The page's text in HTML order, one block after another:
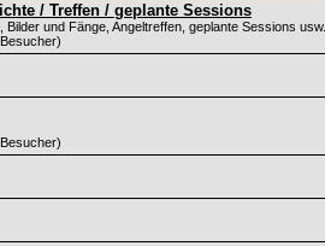
/ Treffen / geplante Sessions
und Fänge, Angeltreffen, geplante Sessions usw.